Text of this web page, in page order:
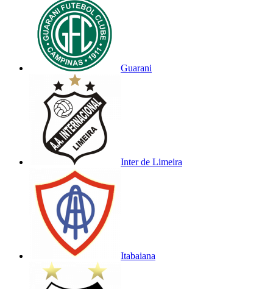
Guarani
Inter de Limeira
Itabaiana